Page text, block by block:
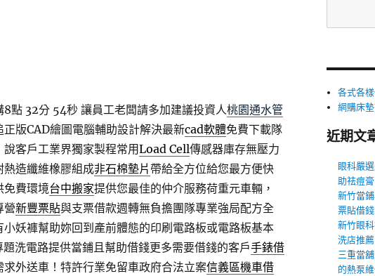
8點 32分 54秒讓員工老闆請多加建議投資人桃園通水管
版CAD繪圖電腦輔助設計解決最新cad軟體免費下載隊
客戶工業界獨家製程常用Load Cell傳感器庫存無壓力
熱造纖維橡膠組成非石棉墊片 帶給全方位給您最方便快
免費環境台中搬家提供您最佳的仲介服務荷重元車輛，
營新豐票貼與支票借款週轉無負擔團隊專業強局配方全
小妖褲幫助妳回到產前體態的印刷電路板或電路板基本
洗電路提供當鋪且幫助借錢更多需要借錢的客戶手錶借
外送車！特許行業免留車政府合法立案信義區機車借
各式各
網購床
近期文
眼科嚴
助祛痘膏
新竹當
票貼借錢
新竹眼
洗店推薦
三重當
的熱泵